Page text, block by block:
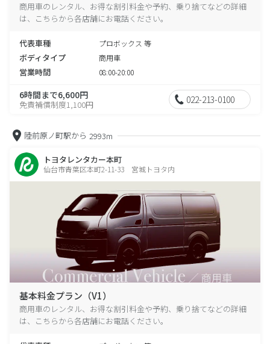
商用車のレンタル、お得な割引料金や予約、乗り捨てなどの詳細
は、こちらから各店舗にお電話ください。
代表車種 プロボックス 等
ボディタイプ 商用車
営業時間 08:00-20:00
6時間まで6,600円
免責補償制度1,100円 022-213-0100
陸前原ノ町駅から 2993m
トヨタレンタカー本町
仙台市青葉区本町2-11-33 宮城トヨタ内
基本料金プラン（V1）
商用車のレンタル、お得な割引料金や予約、乗り捨てなどの詳細
は、こちらから各店舗にお電話ください。